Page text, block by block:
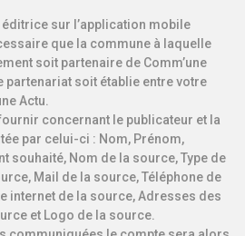
sur l’application mobile
que la commune à laquelle
soit partenaire de Comm’une
partenariat soit établie entre votre
Actu.
concernant le publicateur et la
par celui-ci : Nom, Prénom,
souhaité, Nom de la source, Type de
Mail de la source, Téléphone de
internet de la source, Adresses des
et Logo de la source.